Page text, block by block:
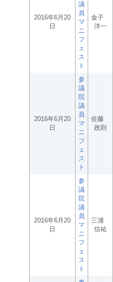
2016年6月20
日
議
員
マ
ニ
フ
ェ
ス
ト
金子
洋一
2016年6月20
日
参
議
院
議
員
マ
ニ
フ
ェ
ス
ト
佐藤
政則
2016年6月20
日
参
議
院
議
員
マ
ニ
フ
ェ
ス
ト
三浦
信祐